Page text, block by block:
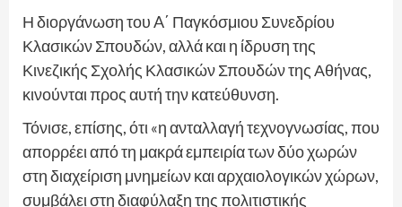
Η διοργάνωση του A΄ Παγκόσμιου Συνεδρίου
Κλασικών Σπουδών, αλλά και η ίδρυση της
Κινεζικής Σχολής Κλασικών Σπουδών της Αθήνας,
κινούνται προς αυτή την κατεύθυνση.
Τόνισε, επίσης, ότι «η ανταλλαγή τεχνογνωσίας, που
απορρέει από τη μακρά εμπειρία των δύο χωρών
στη διαχείριση μνημείων και αρχαιολογικών χώρων,
συμβάλει στη διαφύλαξη της πολιτιστικής